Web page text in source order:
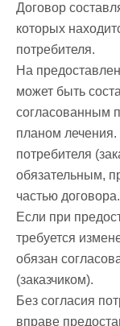
Договор
которых
потребителя.
На
может быть
согласованным
планом
потребителя
обязательным,
частью договора.
Если при
требуется
обязан
(заказчиком).
Без согласия
вправе